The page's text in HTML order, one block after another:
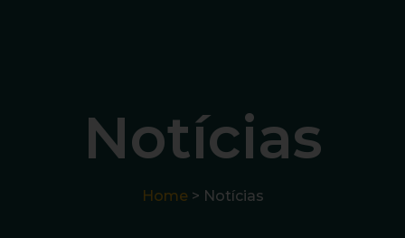
Notícias
Home > Notícias